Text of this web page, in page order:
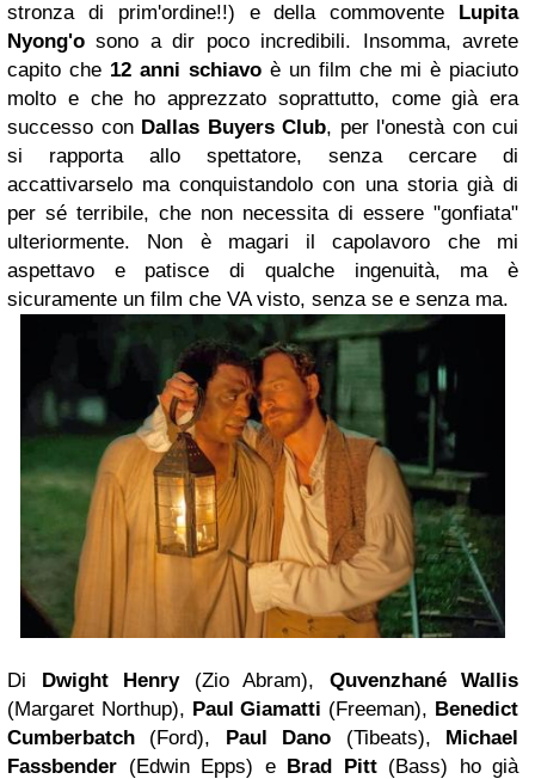
stronza di prim'ordine!!) e della commovente
Lupita
Nyong'o sono a dir poco incredibili. Insomma, avrete
capito che 12 anni schiavo è un film che mi è piaciuto
molto e che ho apprezzato soprattutto, come già era
successo con Dallas Buyers Club, per l'onestà con cui
si rapporta allo spettatore, senza cercare di
accattivarselo ma conquistandolo con una storia già di
per sé terribile, che non necessita di essere "gonfiata"
ulteriormente. Non è magari il capolavoro che mi
aspettavo e patisce di qualche ingenuità, ma è
sicuramente un film che VA visto, senza se e senza ma.
Di Dwight Henry(Zio Abram), Quvenzhané Wallis
(Margaret Northup), Paul Giamatti (Freeman), Benedict
Cumberbatch (Ford), Paul Dano (Tibeats), Michael
Fassbender (Edwin Epps) e Brad Pitt(Bass) ho già